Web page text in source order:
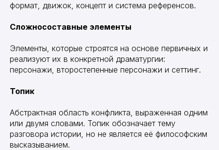
формат, движок, концепт и система референсов.
Сложносоставные элементы
Элементы, которые строятся на основе первичных и
реализуют их в конкретной драматургии:
персонажи, второстепенные персонажи и сеттинг.
Топик
Абстрактная область конфликта, выраженная одним
или двумя словами. Топик обозначает тему
разговора истории, но не является её философским
высказыванием.